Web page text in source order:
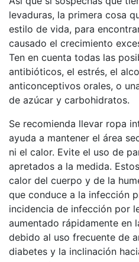
levaduras, la primera cosa
estilo de vida, para
causado el crecimiento
Ten en cuenta todas las
antibióticos, el estrés, el
anticonceptivos orales, o
de azúcar y carbohidratos.
Se recomienda llevar ropa
ayuda a mantener el área
ni el calor. Evite el uso de
apretados a la medida.
calor del cuerpo y de la
que conduce a la infección
incidencia de infección por
aumentado rápidamente en
debido al uso frecuente de
diabetes y la inclinación